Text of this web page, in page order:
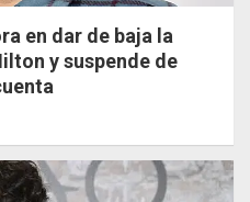
en dar de baja la
y suspende de